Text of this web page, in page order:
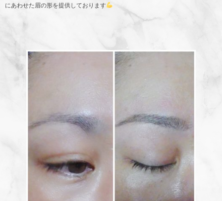
にあわせた眉の形を提供しております